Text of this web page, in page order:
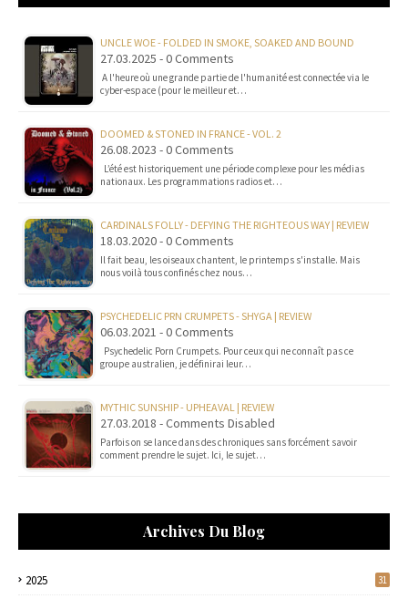
UNCLE WOE - FOLDED IN SMOKE, SOAKED AND BOUND
27.03.2025 - 0 Comments
A l'heure où une grande partie de l'humanité est connectée via le
cyber-espace (pour le meilleur et…
DOOMED & STONED IN FRANCE - VOL. 2
26.08.2023 - 0 Comments
L’été est historiquement une période complexe pour les médias
nationaux. Les programmations radios et…
CARDINALS FOLLY - DEFYING THE RIGHTEOUS WAY | REVIEW
18.03.2020 - 0 Comments
Il fait beau, les oiseaux chantent, le printemps s'installe. Mais
nous voilà tous confinés chez nous…
PSYCHEDELIC PRN CRUMPETS - SHYGA | REVIEW
06.03.2021 - 0 Comments
Psychedelic Porn Crumpets. Pour ceux qui ne connaît pas ce
groupe australien, je définirai leur…
MYTHIC SUNSHIP - UPHEAVAL | REVIEW
27.03.2018 - Comments Disabled
Parfois on se lance dans des chroniques sans forcément savoir
comment prendre le sujet. Ici, le sujet…
Archives Du Blog
2025 31